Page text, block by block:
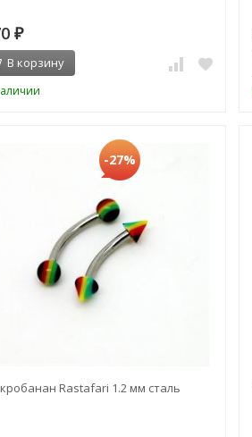
₽
В корзину
-27%
Rastafari 1.2 мм сталь